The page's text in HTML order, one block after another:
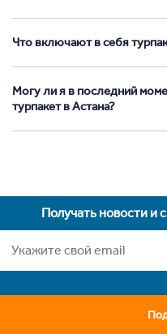
Что включают в себя
Могу ли я в последний
турпакет в Астана?
Получать новости и